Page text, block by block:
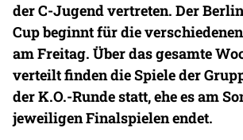
der C-Jugend vertreten. Der
Cup beginnt für die
am Freitag. Über das gesamte
verteilt finden die Spiele der
der K.O.-Runde statt, ehe es am
jeweiligen Finalspielen endet.